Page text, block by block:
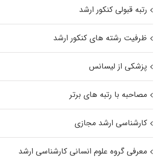
رتبه قبولی کنکور ارشد
ظرفیت رشته های کنکور ارشد
پزشکی از لیسانس
مصاحبه با رتبه های برتر
کارشناسی ارشد مجازی
معرفی گروه علوم انسانی کارشناسی ارشد